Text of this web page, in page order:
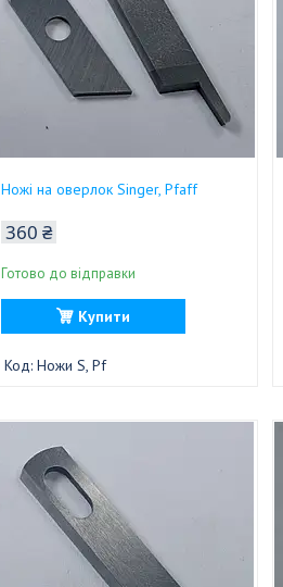
Ножі на оверлок Singer, Pfaff
360 ₴
Готово до відправки
Купити
Ножи S, Pf